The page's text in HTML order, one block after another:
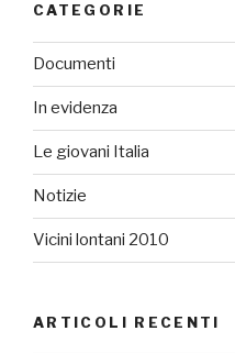
CATEGORIE
Documenti
In evidenza
Le giovani Italia
Notizie
Vicini lontani 2010
ARTICOLI RECENTI